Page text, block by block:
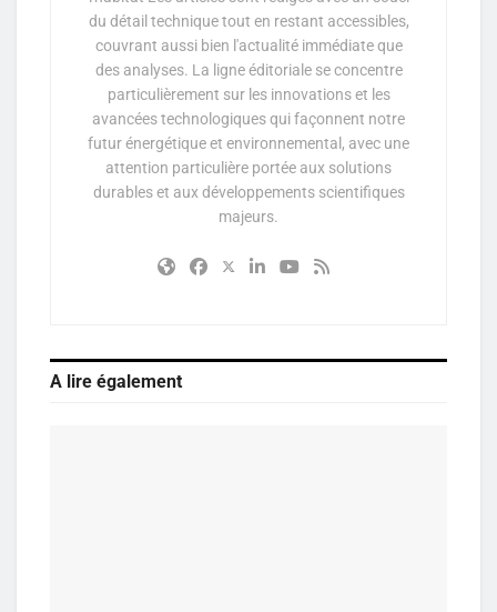
du détail technique tout en restant accessibles,
couvrant aussi bien l'actualité immédiate que
des analyses. La ligne éditoriale se concentre
particulièrement sur les innovations et les
avancées technologiques qui façonnent notre
futur énergétique et environnemental, avec une
attention particulière portée aux solutions
durables et aux développements scientifiques
majeurs.
A lire également